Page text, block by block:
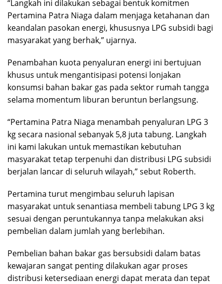
“Langkah ini dilakukan sebagai bentuk komitmen
Pertamina Patra Niaga dalam menjaga ketahanan dan
keandalan pasokan energi, khususnya LPG subsidi bagi
masyarakat yang berhak,” ujarnya.
Penambahan kuota penyaluran energi ini bertujuan
khusus untuk mengantisipasi potensi lonjakan
konsumsi bahan bakar gas pada sektor rumah tangga
selama momentum liburan beruntun berlangsung.
“Pertamina Patra Niaga menambah penyaluran LPG 3
kg secara nasional sebanyak 5,8 juta tabung. Langkah
ini kami lakukan untuk memastikan kebutuhan
masyarakat tetap terpenuhi dan distribusi LPG subsidi
berjalan lancar di seluruh wilayah,” sebut Roberth.
Pertamina turut mengimbau seluruh lapisan
masyarakat untuk senantiasa membeli tabung LPG 3 kg
sesuai dengan peruntukannya tanpa melakukan aksi
pembelian dalam jumlah yang berlebihan.
Pembelian bahan bakar gas bersubsidi dalam batas
kewajaran sangat penting dilakukan agar proses
distribusi ketersediaan energi dapat merata dan tepat